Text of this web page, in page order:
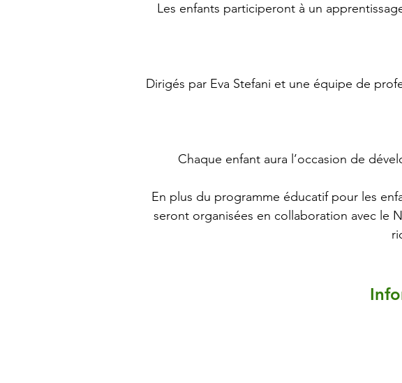
Les enfants participeront à un
Dirigés par Eva Stefani et une équipe de
Chaque enfant aura l’occasion de
En plus du programme éducatif pour les
seront organisées en collaboration avec le